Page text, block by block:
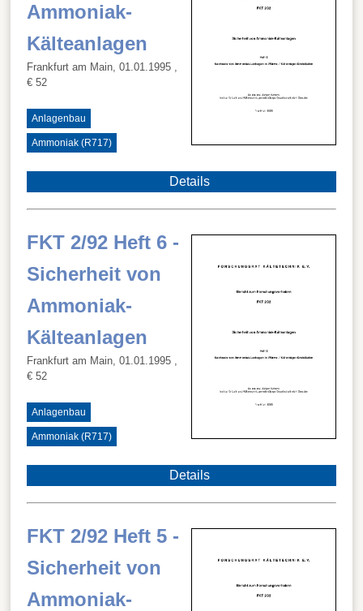
Ammoniak-
Kälteanlagen
Frankfurt am Main, 01.01.1995 ,
€ 52
Anlagenbau
Ammoniak (R717)
Details
FKT 2/92 Heft 6 -
Sicherheit von
Ammoniak-
Kälteanlagen
Frankfurt am Main, 01.01.1995 ,
€ 52
Anlagenbau
Ammoniak (R717)
Details
FKT 2/92 Heft 5 -
Sicherheit von
Ammoniak-